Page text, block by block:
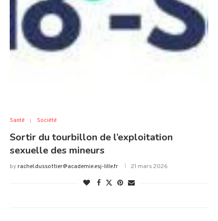
Santé Société
Sortir du tourbillon de l’exploitation
sexuelle des mineurs
byrachel.dussottier@academie.esj-lille.fr 21 mars 2026